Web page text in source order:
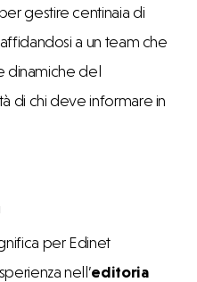
gestire centinaia di
a un team che
dinamiche del
di chi deve informare in
per Edinet
nell’editoria